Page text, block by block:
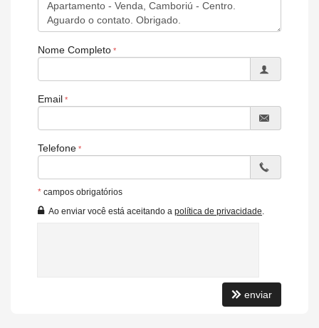
Nome Completo
Email
Telefone
* campos obrigatórios
Ao enviar você está aceitando a política de privacidade
enviar